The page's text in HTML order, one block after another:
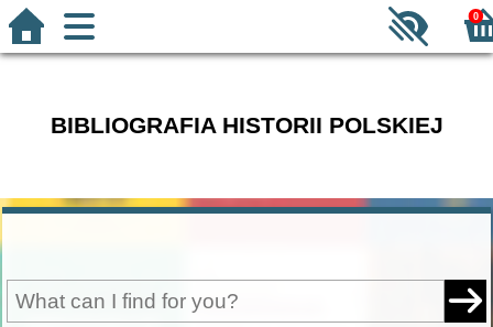
0
BIBLIOGRAFIA HISTORII POLSKIEJ